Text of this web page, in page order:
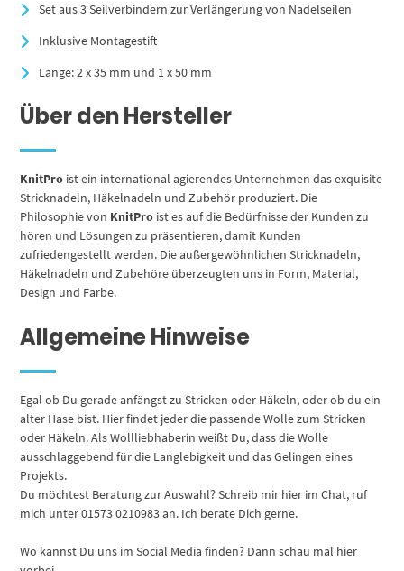
Set aus 3 Seilverbindern zur Verlängerung von Nadelseilen
Inklusive Montagestift
Länge: 2 x 35 mm und 1 x 50 mm
Über den Hersteller
KnitPro ist ein international agierendes Unternehmen das exquisite
Stricknadeln, Häkelnadeln und Zubehör produziert. Die
Philosophie von KnitPro ist es auf die Bedürfnisse der Kunden zu
hören und Lösungen zu präsentieren, damit Kunden
zufriedengestellt werden. Die außergewöhnlichen Stricknadeln,
Häkelnadeln und Zubehöre überzeugten uns in Form, Material,
Design und Farbe.
Allgemeine Hinweise
Egal ob Du gerade anfängst zu Stricken oder Häkeln, oder ob du ein
alter Hase bist. Hier findet jeder die passende Wolle zum Stricken
oder Häkeln. Als Wollliebhaberin weißt Du, dass die Wolle
ausschlaggebend für die Langlebigkeit und das Gelingen eines
Projekts.
Du möchtest Beratung zur Auswahl? Schreib mir hier im Chat, ruf
mich unter 01573 0210983 an. Ich berate Dich gerne.
Wo kannst Du uns im Social Media finden? Dann schau mal hier